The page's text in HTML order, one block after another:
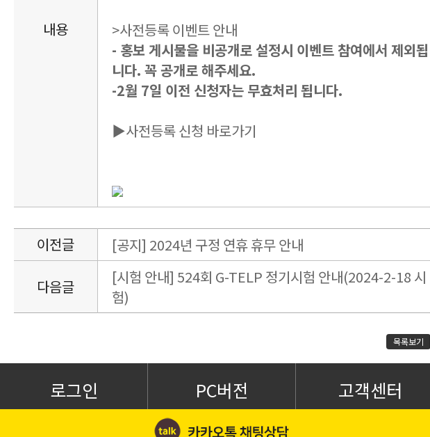
내용
>사전등록 이벤트 안내
- 홍보 게시물을 비공개로 설정시 이벤트 참여에서 제외됩
니다. 꼭 공개로 해주세요.
-2월 7일 이전 신청자는 무효처리 됩니다.
▶사전등록 신청 바로가기
이전글 [공지] 2024년 구정 연휴 휴무 안내
다음글
[시험 안내] 524회 G-TELP 정기시험 안내(2024-2-18 시
험)
목록보기
로그인 PC버전 고객센터